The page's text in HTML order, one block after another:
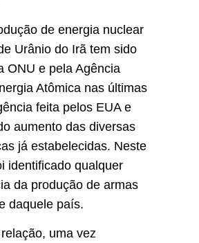
de energia nuclear
Urânio do Irã tem sido
ONU e pela Agência
Atômica nas últimas
feita pelos EUA e
aumento das diversas
já estabelecidas. Neste
identificado qualquer
da produção de armas
daquele país.
uma vez